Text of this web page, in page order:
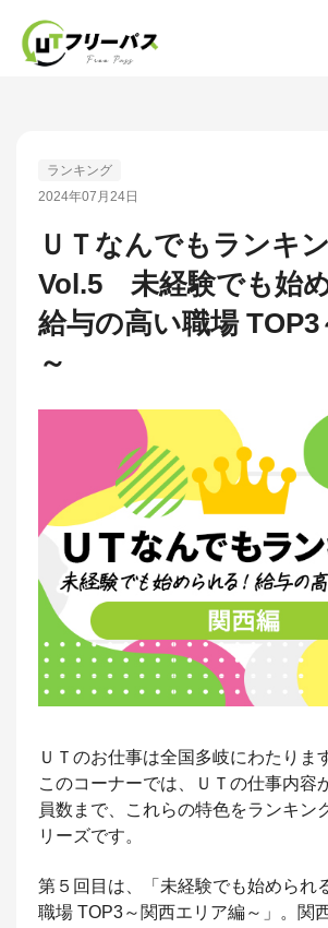
ランキング
2024年07月24日
ＵＴなんでもランキ
Vol.5 未経験でも始
給与の高い職場 TOP3
～
ＵＴのお仕事は全国多岐にわたりま
このコーナーでは、ＵＴの仕事内容
員数まで、これらの特色をランキン
リーズです。
第５回目は、「未経験でも始められ
職場 TOP3～関西エリア編～」。関